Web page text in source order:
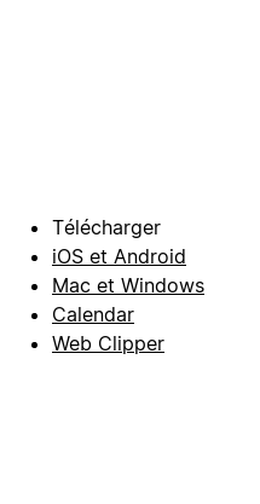
Télécharger
iOS et Android
Mac et Windows
Calendar
Web Clipper